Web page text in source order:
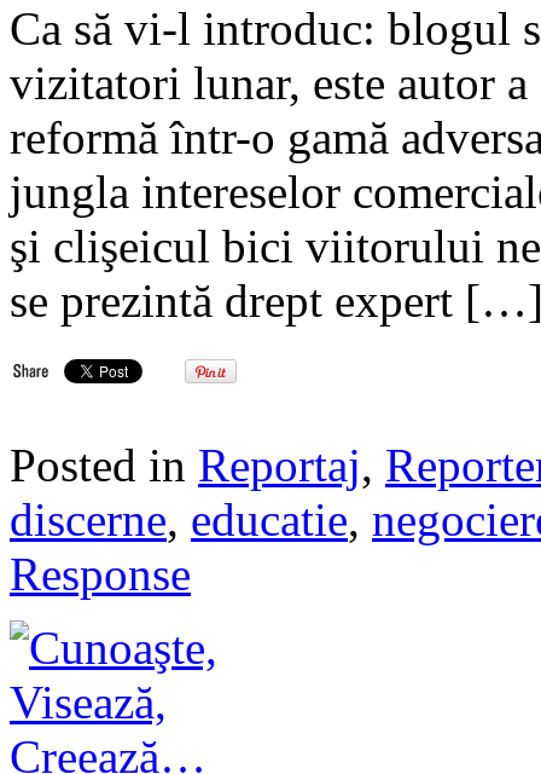
Ca să vi-l introduc: blogul
vizitatori lunar, este autor
reformă într-o gamă
jungla intereselor
şi clişeicul bici viitorului
se prezintă drept expert
Posted in Reportaj,
discerne, educatie,
Response